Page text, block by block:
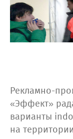
Рекламно-
«Эффект»
варианты
на